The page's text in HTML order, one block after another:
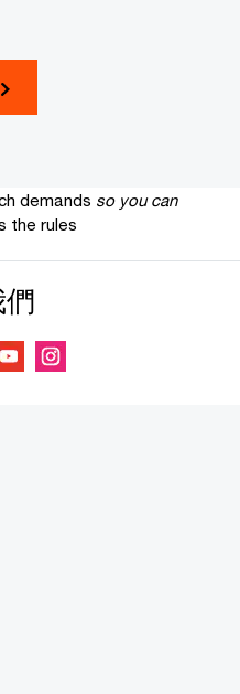
demands so you can
the rules